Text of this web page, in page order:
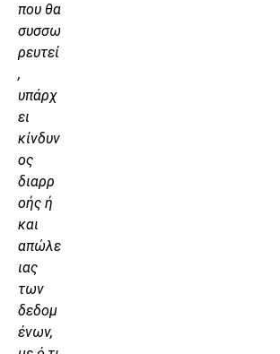
που θα
συσσω
ρευτεί
,
υπάρχ
ει
κίνδυν
ος
διαρρ
οής ή
και
απώλε
ιας
των
δεδομ
ένων,